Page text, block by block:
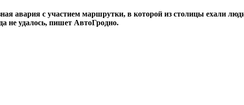
авария с участием маршрутки, в которой из столицы ехали
не удалось, пишет АвтоГродно.